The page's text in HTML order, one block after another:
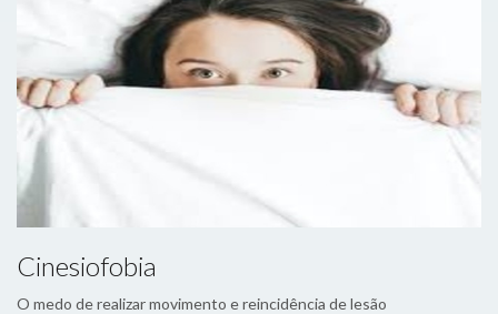
Cinesiofobia
O medo de realizar movimento e reincidência de lesão